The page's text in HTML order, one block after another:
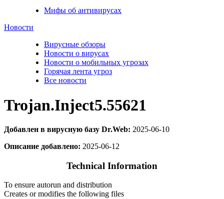
Мифы об антивирусах
Новости
Вирусные обзоры
Новости о вирусах
Новости о мобильных угрозах
Горячая лента угроз
Все новости
Trojan.Inject5.55621
Добавлен в вирусную базу Dr.Web: 2025-06-10
Описание добавлено: 2025-06-12
Technical Information
To ensure autorun and distribution
Creates or modifies the following files